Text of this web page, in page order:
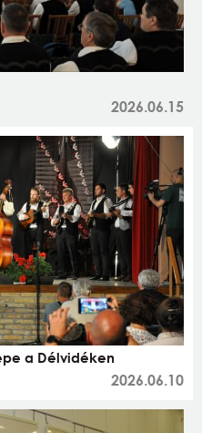
2026.06.15
a Délvidéken
2026.06.10